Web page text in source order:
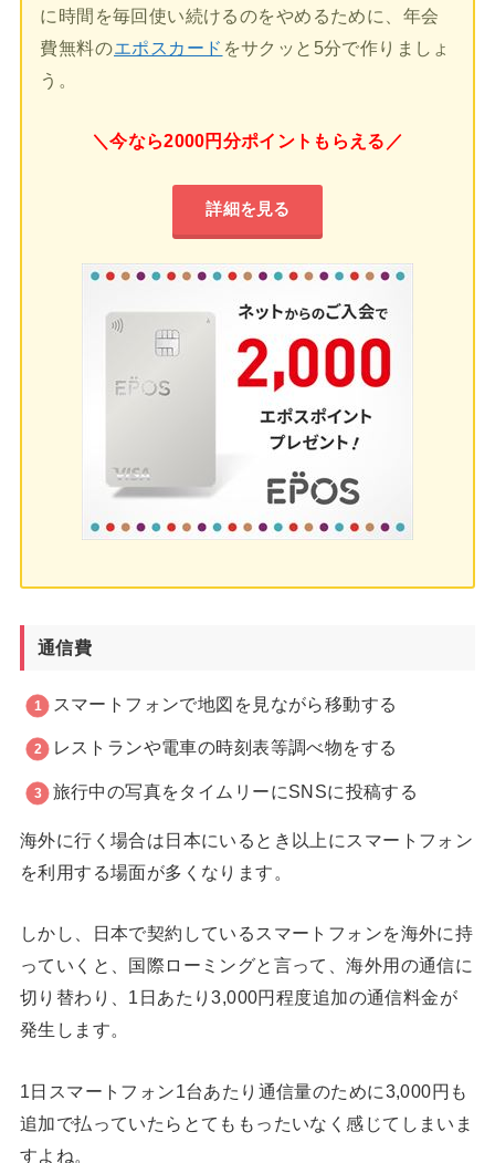
に時間を毎回使い続けるのをやめるために、年会
費無料のエポスカード をサクッと5分で作りましょ
う。
＼今なら2000円分ポイントもらえる／
詳細を見る
通信費
スマートフォンで地図を見ながら移動する
レストランや電車の時刻表等調べ物をする
旅行中の写真をタイムリーにSNSに投稿する
海外に行く場合は日本にいるとき以上にスマートフォン
を利用する場面が多くなります。
しかし、日本で契約しているスマートフォンを海外に持
っていくと、国際ローミングと言って、海外用の通信に
切り替わり、1日あたり3,000円程度追加の通信料金が
発生します。
1日スマートフォン1台あたり通信量のために3,000円も
追加で払っていたらとてももったいなく感じてしまいま
すよね。